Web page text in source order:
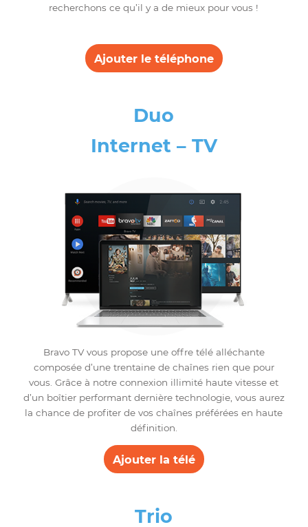
Internet – Téléphone
Optez dès maintenant pour notre service de
IP dernière génération et bénéficiez des appels
illimités et aussi de toutes les options avancées de
téléphonies dans nos forfaits Duo. Chaque jour, nous
recherchons ce qu’il y a de mieux pour vous !
Ajouter le téléphone
Duo
Internet – TV